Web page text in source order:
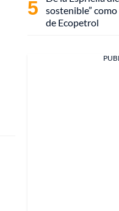
sostenible”
de Ecopetrol